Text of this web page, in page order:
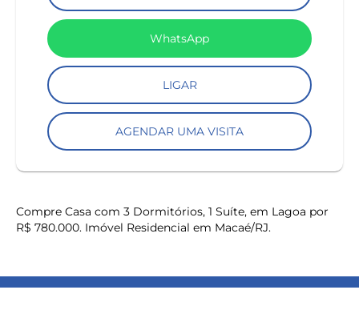
WhatsApp
LIGAR
AGENDAR UMA VISITA
keyboard_backspace
Compre Casa com 3 Dormitórios, 1 Suíte, em Lagoa por
R$ 780.000. Imóvel Residencial em Macaé/RJ.